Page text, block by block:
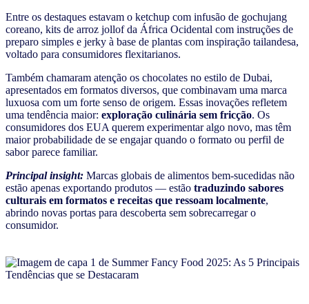
Entre os destaques estavam o ketchup com infusão de gochujang
coreano, kits de arroz jollof da África Ocidental com instruções de
preparo simples e jerky à base de plantas com inspiração tailandesa,
voltado para consumidores flexitarianos.
Também chamaram atenção os chocolates no estilo de Dubai,
apresentados em formatos diversos, que combinavam uma marca
luxuosa com um forte senso de origem. Essas inovações refletem
uma tendência maior: exploração culinária sem fricção. Os
consumidores dos EUA querem experimentar algo novo, mas têm
maior probabilidade de se engajar quando o formato ou perfil de
sabor parece familiar.
Principal insight: Marcas globais de alimentos bem-sucedidas não
estão apenas exportando produtos — estão traduzindo sabores
culturais em formatos e receitas que ressoam localmente,
abrindo novas portas para descoberta sem sobrecarregar o
consumidor.